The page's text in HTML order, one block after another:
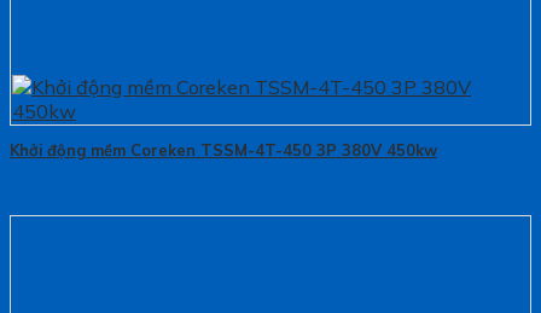
Khởi động mềm Coreken TSSM-4T-450 3P 380V 450kw